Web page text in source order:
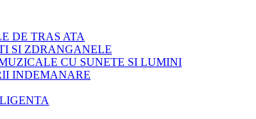
DE TRAS ATA
SI ZDRANGANELE
CU SUNETE SI LUMINI
INDEMANARE